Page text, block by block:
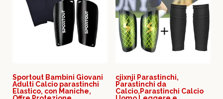
Sportout Bambini Giovani
Adulti Calcio parastinchi
Elastico, con Maniche,
cjixnji Parastinchi,
Parastinchi da
Calcio,Parastinchi Calcio